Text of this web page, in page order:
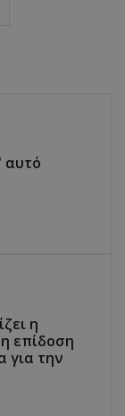
αυτό
η
επίδοση
για την